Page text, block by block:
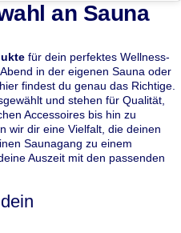
an Sauna
für dein perfektes Wellness-
in der eigenen Sauna oder
findest du genau das Richtige.
und stehen für Qualität,
Accessoires bis hin zu
wir dir eine Vielfalt, die deinen
Saunagang zu einem
Auszeit mit den passenden